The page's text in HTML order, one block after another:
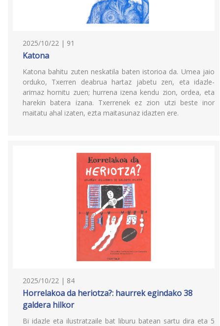
2025/10/22 | 91
Katona
Katona bahitu zuten neskatila baten istorioa da. Umea jaio
orduko, Txerren deabrua hartaz jabetu zen, eta idazle-
arimaz hornitu zuen; hurrena izena kendu zion, ordea, eta
harekin batera izana. Txerrenek ez zion utzi beste inor
maitatu ahal izaten, ezta maitasunaz idazten ere.
2025/10/22 | 84
Horrelakoa da heriotza?: haurrek egindako 38
galdera hilkor
Bi idazle eta ilustratzaile bat liburu batean sartu dira eta 5